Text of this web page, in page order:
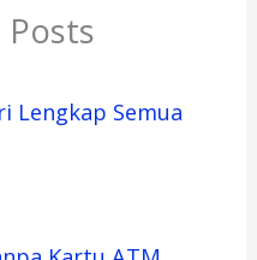
Posts
Lengkap Semua